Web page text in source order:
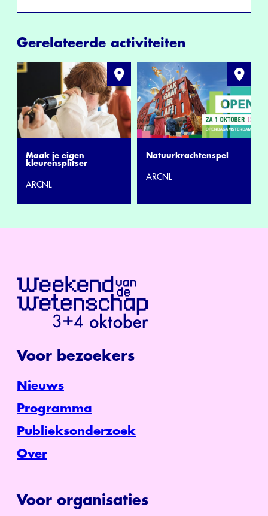
Gerelateerde activiteiten
Maak je eigen
kleurensplitser
ARCNL
Natuurkrachtenspel
ARCNL
Voor bezoekers
Nieuws
Programma
Publieksonderzoek
Over
Voor organisaties